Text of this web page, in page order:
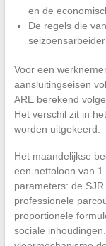
en de
De regels die
Voor een
aansluitingseisen
ARE berekend
Het verschil zit in
worden uitgekeerd.
Het maandelijkse
een nettoloon van
parameters: de
professionele
proportionele
sociale